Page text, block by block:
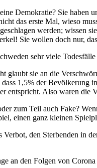
Demokratie? Sie haben
das erste Mal, wieso
werden; wissen
Sie wollen doch nur,
sehr viele
sie an die
1,5% der Bevölkerung
Also waren die
zum Teil auch Fake?
einen ganz kleinen
Verbot, den Sterbenden in
an den Folgen von